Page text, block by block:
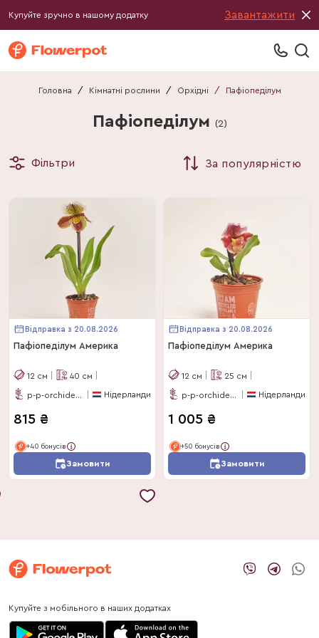
Купуйте зручно в нашому додатку Завантажити
Головна / Кімнатні рослини / Орхідні / Пафіопеділум
Пафіопеділум (2)
Фільтри За популярністю
Відправка з 20.08.2026
Пафіопеділум Америка
12 см 40 см
p-p-orchideeen-bv Нідерланди
815 ₴
+40 бонусів
Замовити
Відправка з 20.08.2026
Пафіопеділум Америка
12 см 25 см
p-p-orchideeen-bv Нідерланди
1 005 ₴
+50 бонусів
Замовити
Купуйте з мобільного в наших додатках